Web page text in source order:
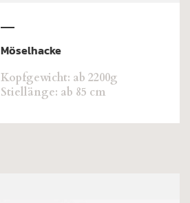
Möselhacke
Kopfgewicht: ab 2200g
Stiellänge: ab 85 cm